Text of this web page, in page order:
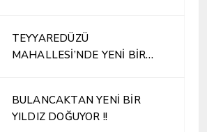
TEYYAREDÜZÜ
MAHALLESİ’NDE YENİ BİR
BULANCAKTAN YENİ BİR
YILDIZ DOĞUYOR !!